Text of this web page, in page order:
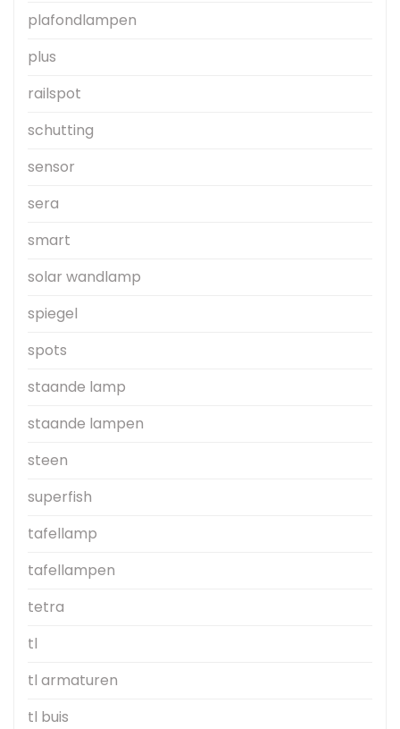
plafondlampen
plus
railspot
schutting
sensor
sera
smart
solar wandlamp
spiegel
spots
staande lamp
staande lampen
steen
superfish
tafellamp
tafellampen
tetra
tl
tl armaturen
tl buis